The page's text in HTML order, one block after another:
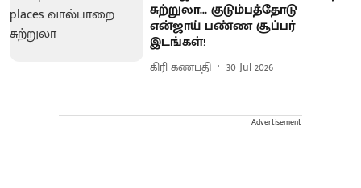
சுற்றுலா... குடும்பத்தோடு
என்ஜாய் பண்ண சூப்பர்
இடங்கள்!
கிரி கணபதி 30 Jul 2026
Advertisement